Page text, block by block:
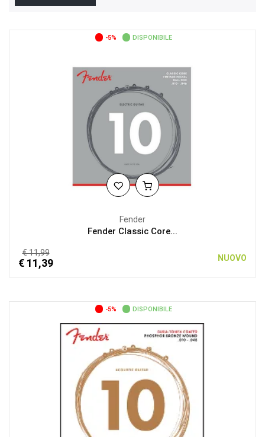
-5% DISPONIBILE
Fender
Fender Classic Core...
€ 11,99
€ 11,39 NUOVO
-5% DISPONIBILE